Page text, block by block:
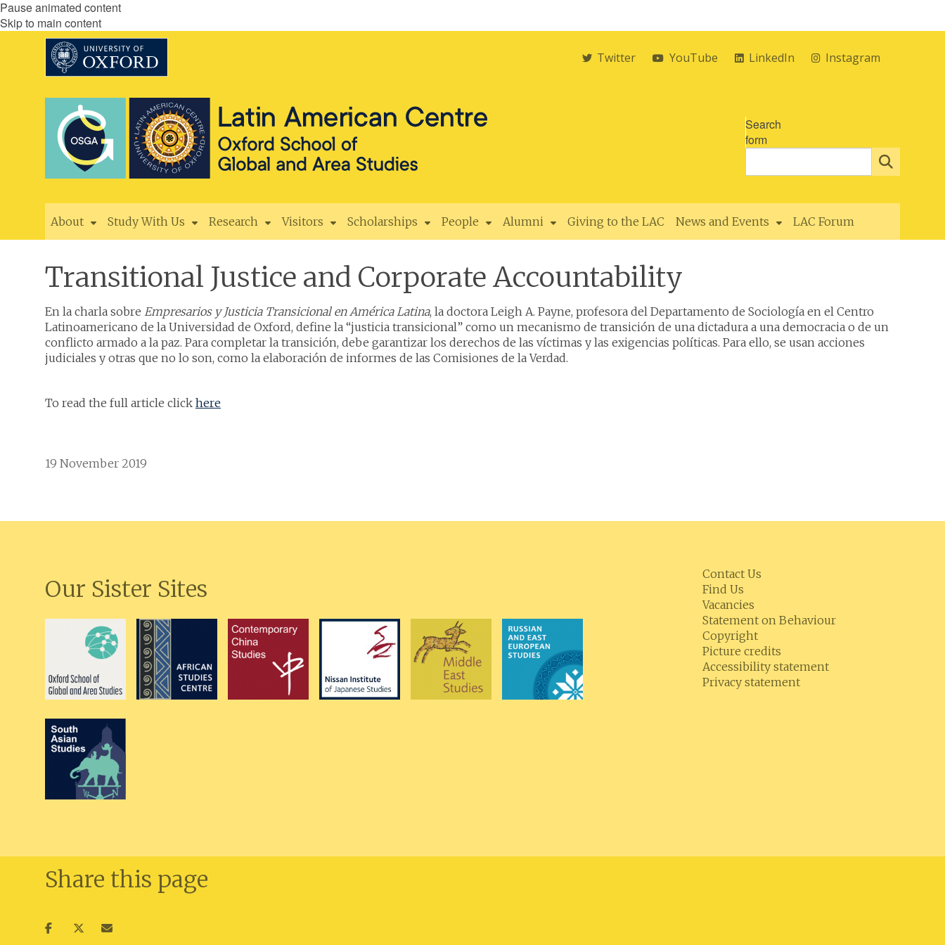
Pause animated content
Skip to main content
Twitter YouTube LinkedIn Instagram
Search
form
About Study With Us Research Visitors Scholarships People Alumni Giving to the LAC News and Events LAC Forum
Transitional Justice and Corporate Accountability
En la charla sobre Empresarios y Justicia Transicional en América Latina, la doctora Leigh A. Payne, profesora del Departamento de Sociología en el Centro
Latinoamericano de la Universidad de Oxford, define la “justicia transicional” como un mecanismo de transición de una dictadura a una democracia o de un
conflicto armado a la paz. Para completar la transición, debe garantizar los derechos de las víctimas y las exigencias políticas. Para ello, se usan acciones
judiciales y otras que no lo son, como la elaboración de informes de las Comisiones de la Verdad.
To read the full article click here
19 November 2019
Our Sister Sites
Contact Us
Find Us
Vacancies
Statement on Behaviour
Copyright
Picture credits
Accessibility statement
Privacy statement
Share this page
ShareShareShare